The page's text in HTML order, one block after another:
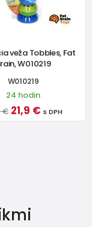
veža Tobbles, Fat
W010219
W010219
24 hodin
€ 21,9 € s DPH